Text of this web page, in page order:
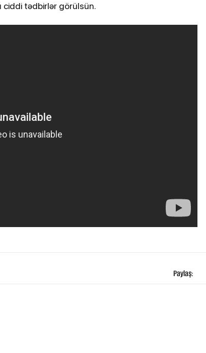
ciddi tədbirlər görülsün.
Paylaş: